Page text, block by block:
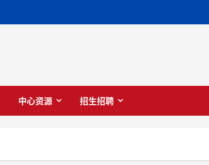
中心资源 招生招聘